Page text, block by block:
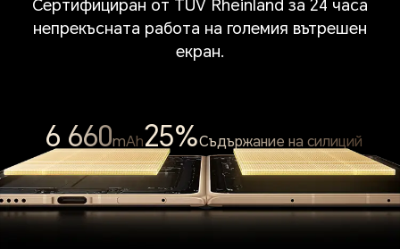
Сертифициран от TÜV Rheinland за 24 часа
непрекъсната работа на големия вътрешен
екран.
6 660mAh25%Съдържание на силиций